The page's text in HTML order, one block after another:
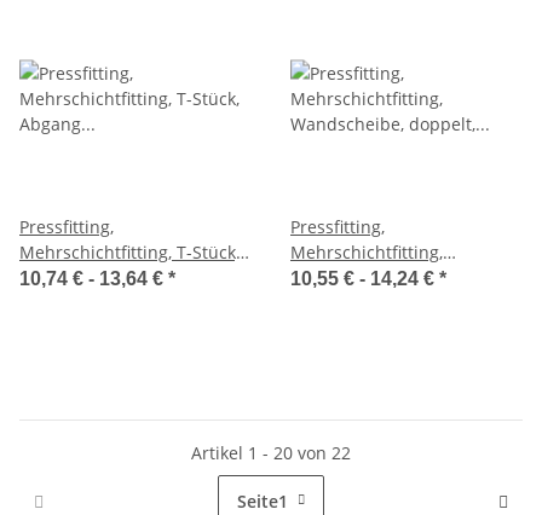
Pressfitting,
Mehrschichtfitting, T-Stück,
Abgang IG, 16-26mm, 1/2"
10,74 € - 13,64 € *
Pressfitting,
Mehrschichtfitting,
Wandscheibe, doppelt, IG,
10,55 € - 14,24 € *
Artikel 1 - 20 von 22
Seite1